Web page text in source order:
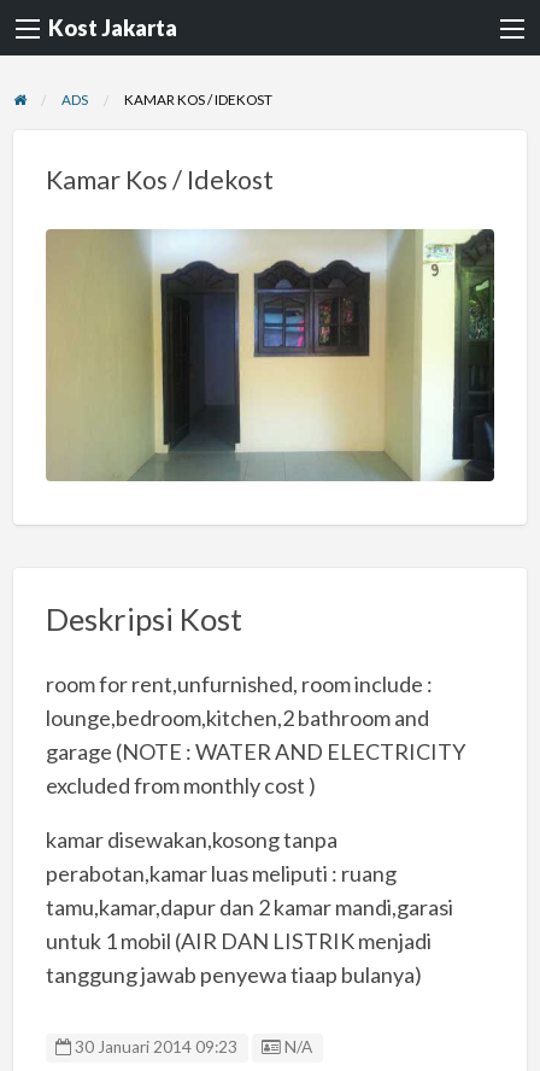
Kost Jakarta
ADS KAMAR KOS / IDEKOST
Kamar Kos / Idekost
Deskripsi Kost
room for rent,unfurnished, room include :
lounge,bedroom,kitchen,2 bathroom and
garage (NOTE : WATER AND ELECTRICITY
excluded from monthly cost )
kamar disewakan,kosong tanpa
perabotan,kamar luas meliputi : ruang
tamu,kamar,dapur dan 2 kamar mandi,garasi
untuk 1 mobil (AIR DAN LISTRIK menjadi
tanggung jawab penyewa tiaap bulanya)
30 Januari 2014 09:23 Listing ID
N/A